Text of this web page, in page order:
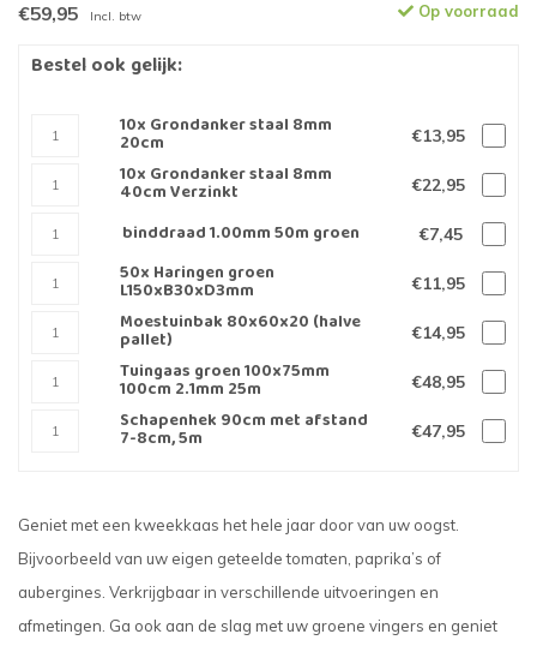
€59,95 Incl. btw Op voorraad
Bestel ook gelijk:
10x Grondanker staal 8mm
20cm €13,95
10x Grondanker staal 8mm
40cm Verzinkt €22,95
binddraad 1.00mm 50m groen €7,45
50x Haringen groen
L150xB30xD3mm €11,95
Moestuinbak 80x60x20 (halve
pallet) €14,95
Tuingaas groen 100x75mm
100cm 2.1mm 25m €48,95
Schapenhek 90cm met afstand
7-8cm, 5m €47,95
Geniet met een kweekkaas het hele jaar door van uw oogst.
Bijvoorbeeld van uw eigen geteelde tomaten, paprika’s of
aubergines. Verkrijgbaar in verschillende uitvoeringen en
afmetingen. Ga ook aan de slag met uw groene vingers en geniet